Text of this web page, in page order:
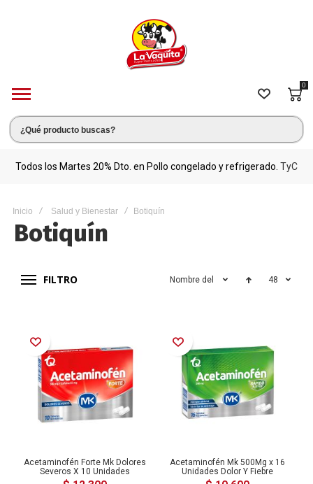
0
Todos los Martes 20% Dto. en Pollo congelado y refrigerado. TyC
Inicio Salud y Bienestar Botiquín
Botiquín
FILTRO Nombre del producto 48
Añadir a la Lista de Deseos
Acetaminofén Forte Mk Dolores
Severos X 10 Unidades
Añadir a la Lista de Deseos
Acetaminofén Mk 500Mg x 16
Unidades Dolor Y Fiebre